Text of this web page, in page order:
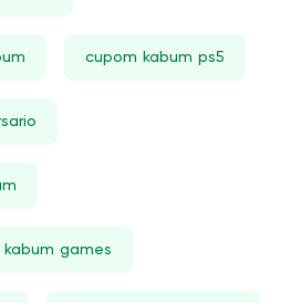
cupom kabum ps5
games